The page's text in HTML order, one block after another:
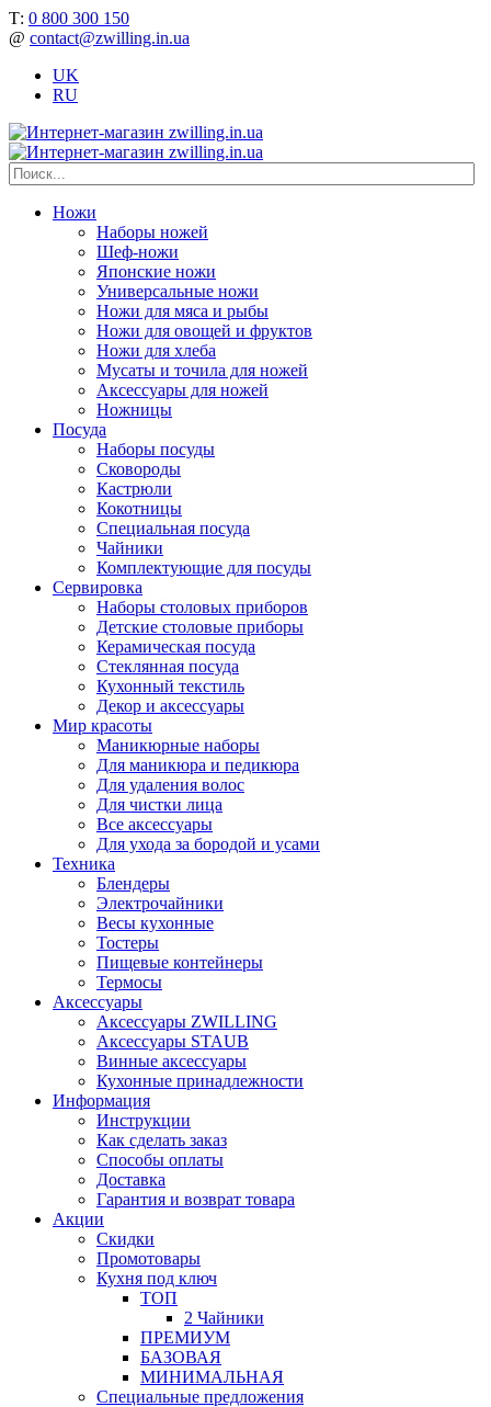
Т: 0 800 300 150
@ contact@zwilling.in.ua
UK
RU
Ножи
Наборы ножей
Шеф-ножи
Японские ножи
Универсальные ножи
Ножи для мяса и рыбы
Ножи для овощей и фруктов
Ножи для хлеба
Мусаты и точила для ножей
Аксессуары для ножей
Ножницы
Посуда
Наборы посуды
Сковороды
Кастрюли
Кокотницы
Специальная посуда
Чайники
Комплектующие для посуды
Сервировка
Наборы столовых приборов
Детские столовые приборы
Керамическая посуда
Стеклянная посуда
Кухонный текстиль
Декор и аксессуары
Мир красоты
Маникюрные наборы
Для маникюра и педикюра
Для удаления волос
Для чистки лица
Все аксессуары
Для ухода за бородой и усами
Техника
Блендеры
Электрочайники
Весы кухонные
Тостеры
Пищевые контейнеры
Термосы
Аксессуары
Аксессуары ZWILLING
Аксессуары STAUB
Винные аксессуары
Кухонные принадлежности
Информация
Инструкции
Как сделать заказ
Способы оплаты
Доставка
Гарантия и возврат товара
Акции
Скидки
Промотовары
Кухня под ключ
ТОП
2 Чайники
ПРЕМИУМ
БАЗОВАЯ
МИНИМАЛЬНАЯ
Специальные предложения